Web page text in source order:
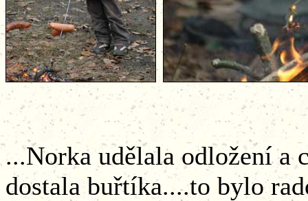
...Norka udělala odložení a
dostala buřtíka....to bylo